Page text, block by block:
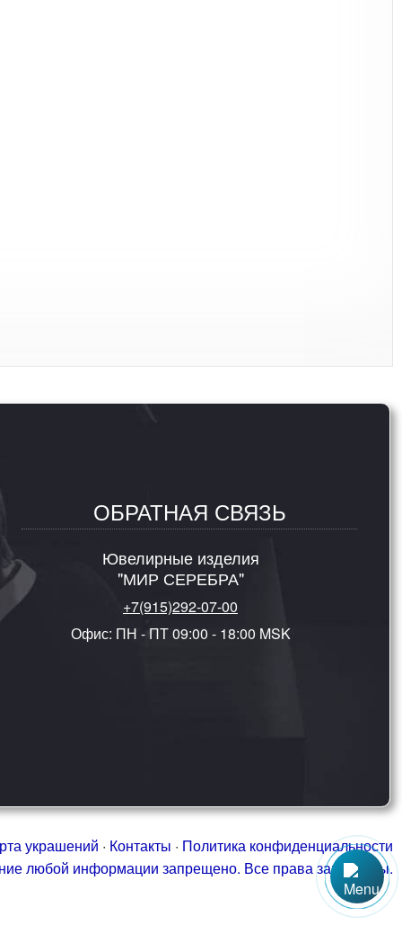
ОБРАТНАЯ СВЯЗЬ
Ювелирные изделия
"МИР СЕРЕБРА"
+7(915)292-07-00
Офис: ПН - ПТ 09:00 - 18:00 MSK
украшений · Контакты · Политика конфиденциальности
любой информации запрещено. Все права защищены.